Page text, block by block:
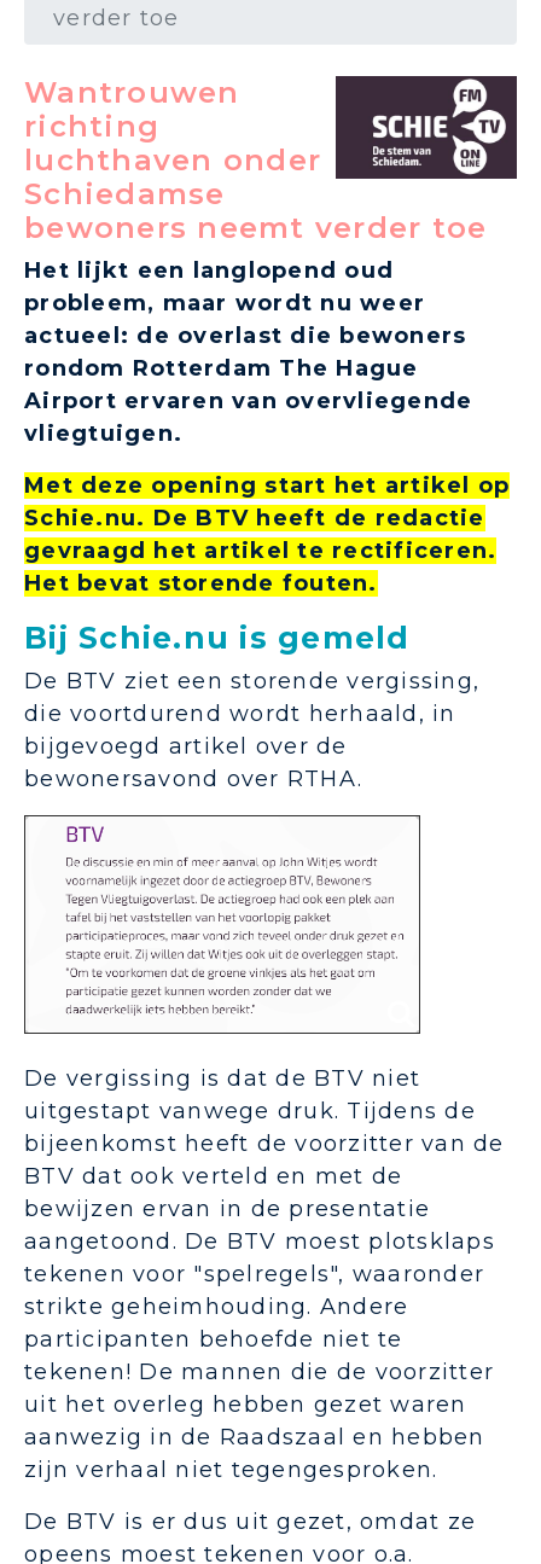
verder toe
Wantrouwen
richting
luchthaven onder
Schiedamse
bewoners neemt verder toe
Het lijkt een langlopend oud
probleem, maar wordt nu weer
actueel: de overlast die bewoners
rondom Rotterdam The Hague
Airport ervaren van overvliegende
vliegtuigen.
Met deze opening start het artikel op
Schie.nu. De BTV heeft de redactie
gevraagd het artikel te rectificeren.
Het bevat storende fouten.
Bij Schie.nu is gemeld
De BTV ziet een storende vergissing,
die voortdurend wordt herhaald, in
bijgevoegd artikel over de
bewonersavond over RTHA.
De vergissing is dat de BTV niet
uitgestapt vanwege druk. Tijdens de
bijeenkomst heeft de voorzitter van de
BTV dat ook verteld en met de
bewijzen ervan in de presentatie
aangetoond. De BTV moest plotsklaps
tekenen voor "spelregels", waaronder
strikte geheimhouding. Andere
participanten behoefde niet te
tekenen! De mannen die de voorzitter
uit het overleg hebben gezet waren
aanwezig in de Raadszaal en hebben
zijn verhaal niet tegengesproken.
De BTV is er dus uit gezet, omdat ze
opeens moest tekenen voor o.a.